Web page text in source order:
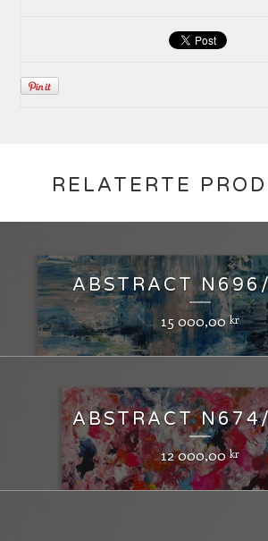
RELATERTE
ABSTRACT
15 000,00kr
ABSTRACT
12 000,00kr